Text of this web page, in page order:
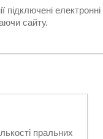
підключені
сайту.
пральних